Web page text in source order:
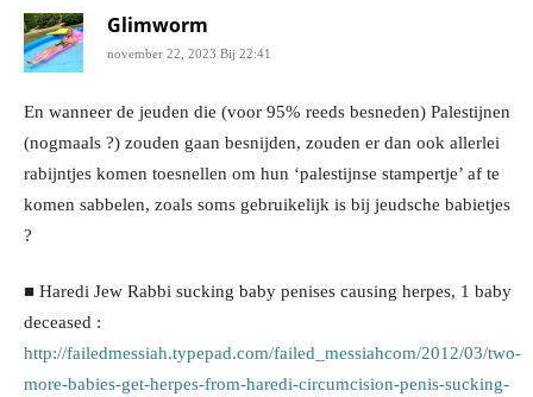
Glimworm
november 22, 2023 Bij 22:41
En wanneer de jeuden die (voor 95% reeds besneden) Palestijnen
(nogmaals ?) zouden gaan besnijden, zouden er dan ook allerlei
rabijntjes komen toesnellen om hun ‘palestijnse stampertje’ af te
komen sabbelen, zoals soms gebruikelijk is bij jeudsche babietjes
?
■ Haredi Jew Rabbi sucking baby penises causing herpes, 1 baby
deceased :
http://failedmessiah.typepad.com/failed_messiahcom/2012/03/two-
more-babies-get-herpes-from-haredi-circumcision-penis-sucking-